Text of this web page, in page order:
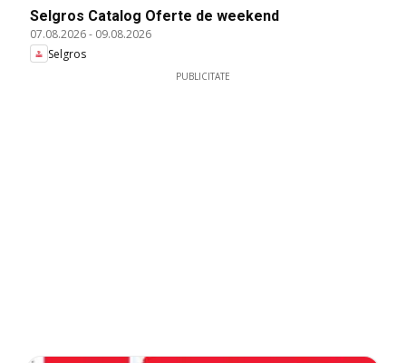
Selgros Catalog Oferte de weekend
07.08.2026- 09.08.2026
Selgros
PUBLICITATE